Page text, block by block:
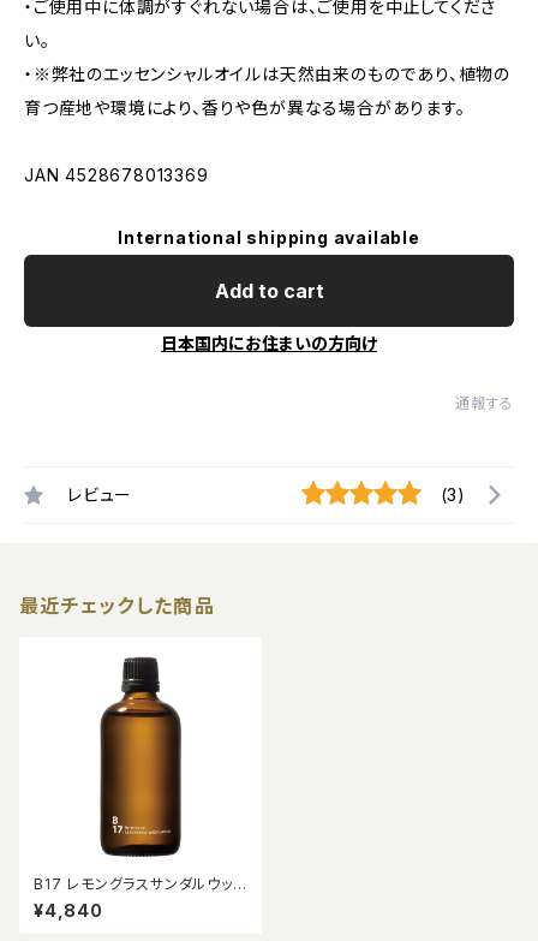
・ご使用中に体調がすぐれない場合は、ご使用を中止してくださ
い。
・※弊社のエッセンシャルオイルは天然由来のものであり、植物の
育つ産地や環境により、香りや色が異なる場合があります。
JAN 4528678013369
International shipping available
Add to cart
日本国内にお住まいの方向け
通報する
レビュー (3)
最近チェックした商品
B17 レモングラスサンダルウッド
ピエゾアロマオイル 100ml
¥4,840